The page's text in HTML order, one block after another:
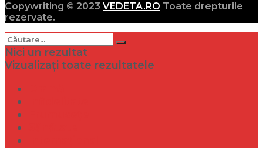
Copywriting © 2023 VEDETA.RO Toate drepturile
rezervate.
Nici un rezultat
Vizualizați toate rezultatele